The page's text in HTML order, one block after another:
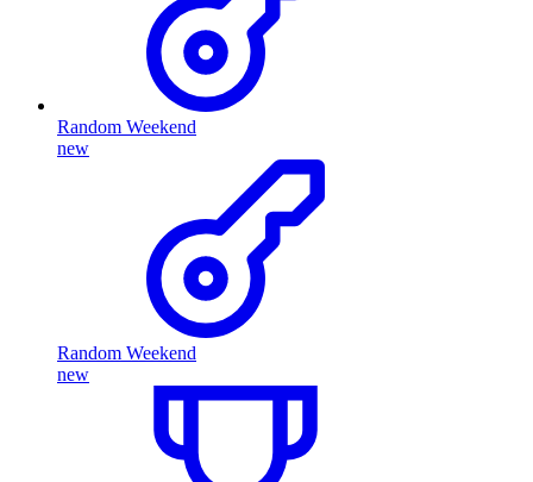
Random Weekend
new
Random Weekend
new